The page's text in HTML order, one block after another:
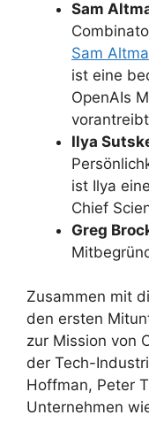
Sam
Sam
ist eine
OpenAIs
Ilya
ist Ilya
Chief
Greg
Zusammen mit
den ersten
zur Mission von
der Tech-
Hoffman, Peter
Unternehmen